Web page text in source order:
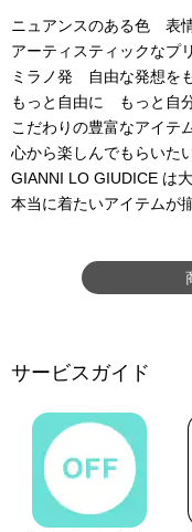
ニュアンスのある色 表
アーティスティックなプ
ミラノ発 自由な発想を
もっと自由に もっと自
こだわりの豊富なアイテ
心から楽しんでもらいた
GIANNI LO GIUDICE は
本当に着たいアイテムが
サービスガイド